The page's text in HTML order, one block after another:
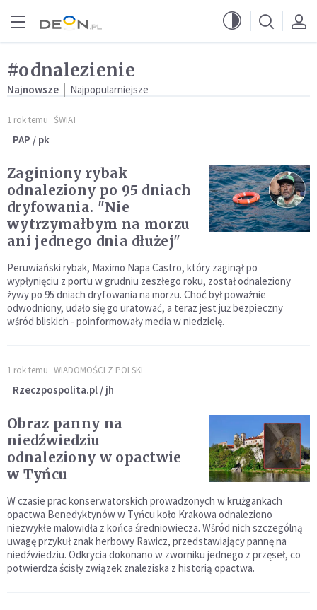
#odnalezienie
Najnowsze Najpopularniejsze
1 rok temu ŚWIAT
PAP / pk
Zaginiony rybak
odnaleziony po 95 dniach
dryfowania. "Nie
wytrzymałbym na morzu
ani jednego dnia dłużej"
Peruwiański rybak, Maximo Napa Castro, który zaginął po
wypłynięciu z portu w grudniu zeszłego roku, został odnaleziony
żywy po 95 dniach dryfowania na morzu. Choć był poważnie
odwodniony, udało się go uratować, a teraz jest już bezpieczny
wśród bliskich - poinformowały media w niedzielę.
1 rok temu WIADOMOŚCI Z POLSKI
Rzeczpospolita.pl / jh
Obraz panny na
niedźwiedziu
odnaleziony w opactwie
w Tyńcu
W czasie prac konserwatorskich prowadzonych w krużgankach
opactwa Benedyktynów w Tyńcu koło Krakowa odnaleziono
niezwykłe malowidła z końca średniowiecza. Wśród nich szczególną
uwagę przykuł znak herbowy Rawicz, przedstawiający pannę na
niedźwiedziu. Odkrycia dokonano w zworniku jednego z przęseł, co
potwierdza ścisły związek znaleziska z historią opactwa.